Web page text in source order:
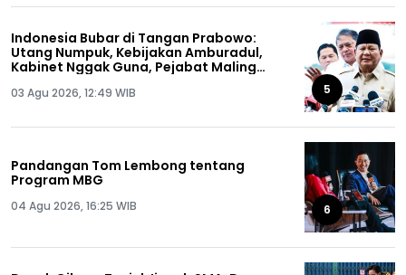
Indonesia Bubar di Tangan Prabowo:
Utang Numpuk, Kebijakan Amburadul,
Kabinet Nggak Guna, Pejabat Maling
03 Agu 2026, 12:49 WIB 5
Pandangan Tom Lembong tentang
Program MBG
04 Agu 2026, 16:25 WIB 6